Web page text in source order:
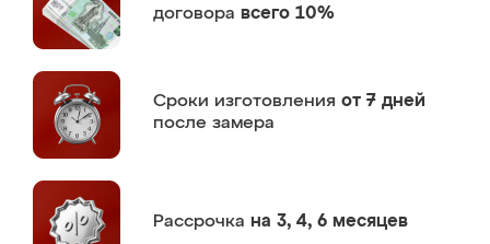
договора всего 10%
Сроки изготовления от 7 дней
после замера
Рассрочка на 3, 4, 6 месяцев